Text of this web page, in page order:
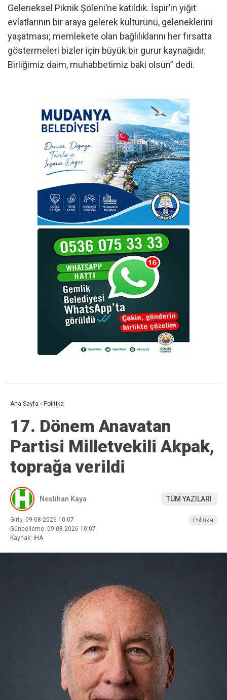
Geleneksel Piknik Şöleni’ne katıldık. İspir’in yiğit
evlatlarının bir araya gelerek kültürünü, geleneklerini
yaşatması; memlekete olan bağlılıklarını her fırsatta
göstermeleri bizler için büyük bir gurur kaynağıdır.
Birliğimiz daim, muhabbetimiz baki olsun” dedi.
Ana Sayfa › Politika
17. Dönem Anavatan
Partisi Milletvekili Akpak,
toprağa verildi
Neslihan Kaya TÜM YAZILARI
Giriş: 09-08-2026 10:07
Güncelleme: 09-08-2026 10:07
Kaynak: İHA
Politika